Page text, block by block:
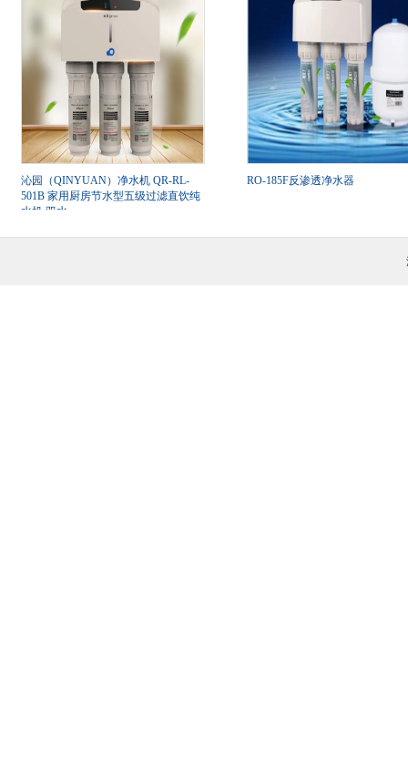
沁园（QINYUAN）净水机 QR-RL-
501B 家用厨房节水型五级过滤直饮纯
水机 双水
RO-185F反渗透净水器